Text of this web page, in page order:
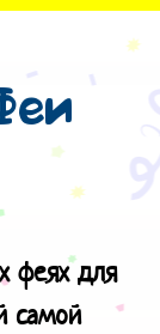
феях для
самой